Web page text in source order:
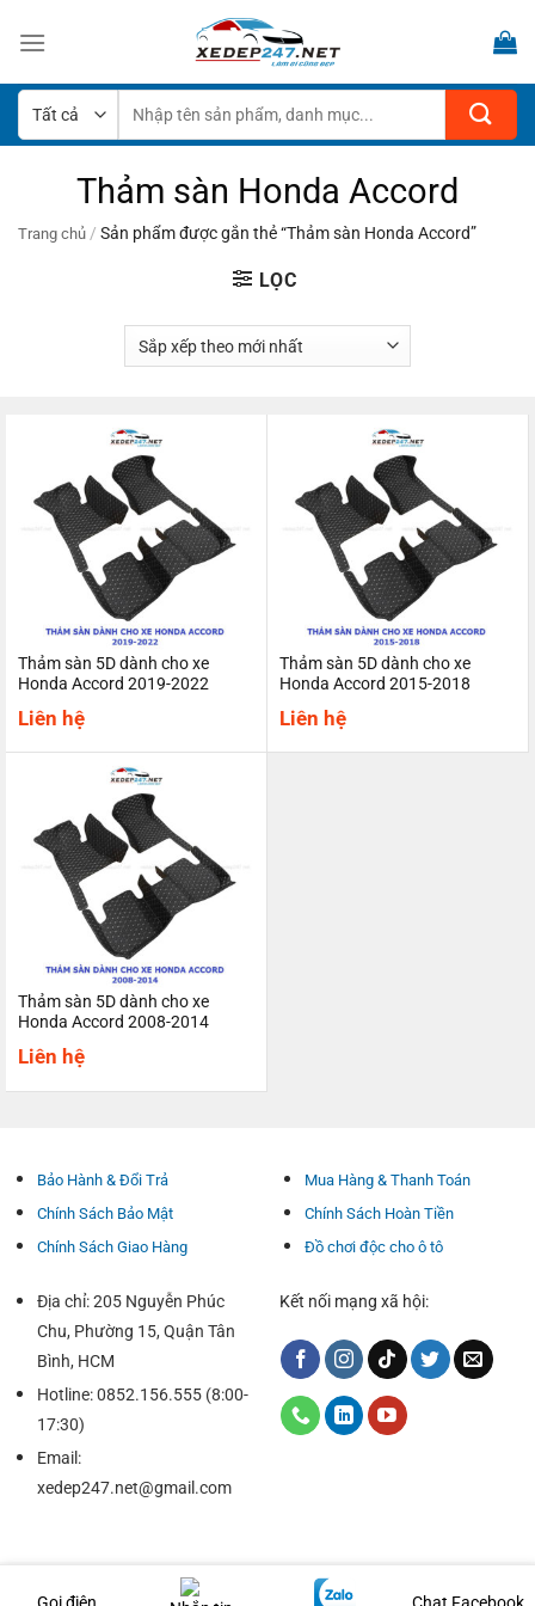
qua
dung
kiếm:
Thảm sàn Honda Accord
Trang chủ / Sản phẩm được gắn thẻ “Thảm sàn Honda Accord”
LỌC
Thảm sàn 5D dành cho xe
Honda Accord 2019-2022
Liên hệ
Thảm sàn 5D dành cho xe
Honda Accord 2015-2018
Liên hệ
Thảm sàn 5D dành cho xe
Honda Accord 2008-2014
Liên hệ
Bảo Hành & Đổi Trả
Chính Sách Bảo Mật
Chính Sách Giao Hàng
Mua Hàng & Thanh Toán
Chính Sách Hoàn Tiền
Đồ chơi độc cho ô tô
Địa chỉ: 205 Nguyễn Phúc
Chu, Phường 15, Quận Tân
Bình, HCM
Hotline: 0852.156.555 (8:00-
17:30)
Email:
xedep247.net@gmail.com
Kết nối mạng xã hội: